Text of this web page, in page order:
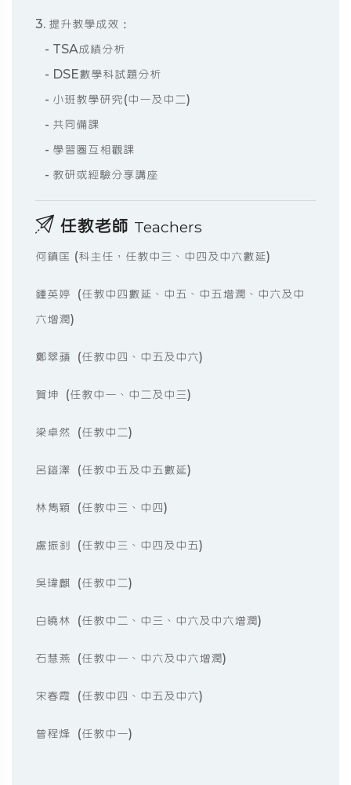
3. 提升教學成效：
- TSA成績分析
- DSE數學科試題分析
- 小班教學研究(中一及中二)
- 共同備課
- 學習圈互相觀課
- 教研或經驗分享講座
任教老師 Teachers
何鎮匡 (科主任，任教中三、中四及中六數延)
鍾英婷 (任教中四數延、中五、中五增潤、中六及中
六增潤)
鄭翠蘋 (任教中四、中五及中六)
賀坤 (任教中一、中二及中三)
梁卓然 (任教中二)
呂鎧澤 (任教中五及中五數延)
林雋穎 (任教中三、中四)
盧振釗 (任教中三、中四及中五)
吳瑋麒 (任教中二)
白曉林 (任教中二、中三、中六及中六增潤)
石慧燕 (任教中一、中六及中六增潤)
宋春霞 (任教中四、中五及中六)
曾程烽 (任教中一)